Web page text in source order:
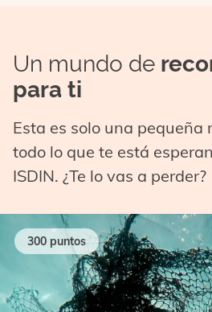
Un mundo de
para ti
Esta es solo una pequeña
todo lo que te está
ISDIN. ¿Te lo vas a perder?
300 puntos